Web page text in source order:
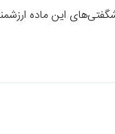
این ماده